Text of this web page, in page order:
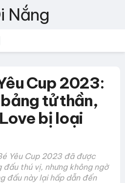
Cup 2023:
tử thần,
bị loại
Yêu Cup 2023 đã được
thú vị, nhưng không ngờ
đấu này lại hấp dẫn đến